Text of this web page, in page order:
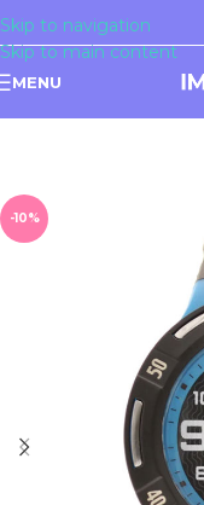
Skip to navigation
Skip to main content
MENU
-10%